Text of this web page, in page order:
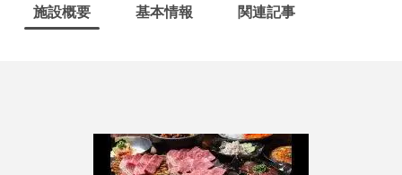
施設概要 基本情報 関連記事